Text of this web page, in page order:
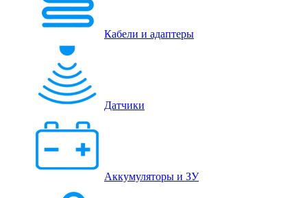
Кабели и адаптеры
Датчики
Аккумуляторы и ЗУ